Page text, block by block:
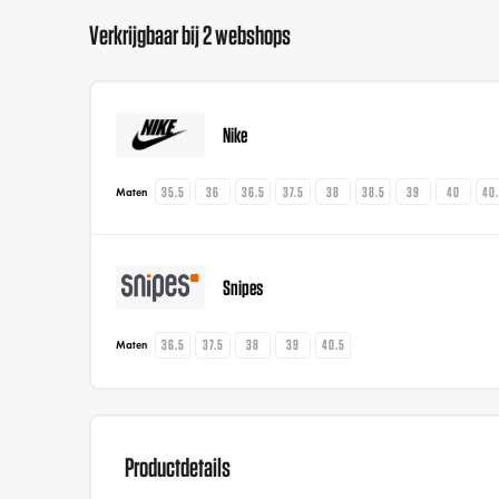
Verkrijgbaar bij 2 webshops
Nike
Maten 35.5 36 36.5 37.5 38 38.5 39 40
Snipes
Maten 36.5 37.5 38 39 40.5
Productdetails